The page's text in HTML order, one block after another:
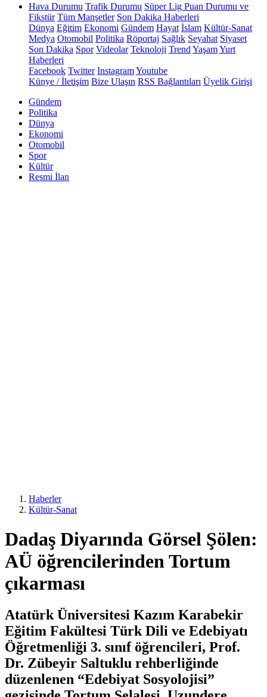
Hava Durumu Trafik Durumu Süper Lig Puan Durumu ve
Fikstür Tüm Manşetler Son Dakika Haberleri
Dünya Eğitim Ekonomi Gündem Hayat İslam Kültür-Sanat
Medya Otomobil Politika Röportaj Sağlık Seyahat Siyaset
Son Dakika Spor Videolar Teknoloji Trend YaşamYurt
Haberleri
Facebook Twitter InstagramYoutube
Künye / İletişim Bize Ulaşın RSS Bağlantıları Üyelik Girişi
Gündem
Politika
Dünya
Ekonomi
Otomobil
Spor
Kültür
Resmi İlan
Haberler
Kültür-Sanat
Dadaş Diyarında Görsel Şölen:
AÜ öğrencilerinden Tortum
çıkarması
Atatürk Üniversitesi Kazım Karabekir
Eğitim Fakültesi Türk Dili ve Edebiyatı
Öğretmenliği 3. sınıf öğrencileri, Prof.
Dr. Zübeyir Saltuklu rehberliğinde
düzenlenen “Edebiyat Sosyolojisi”